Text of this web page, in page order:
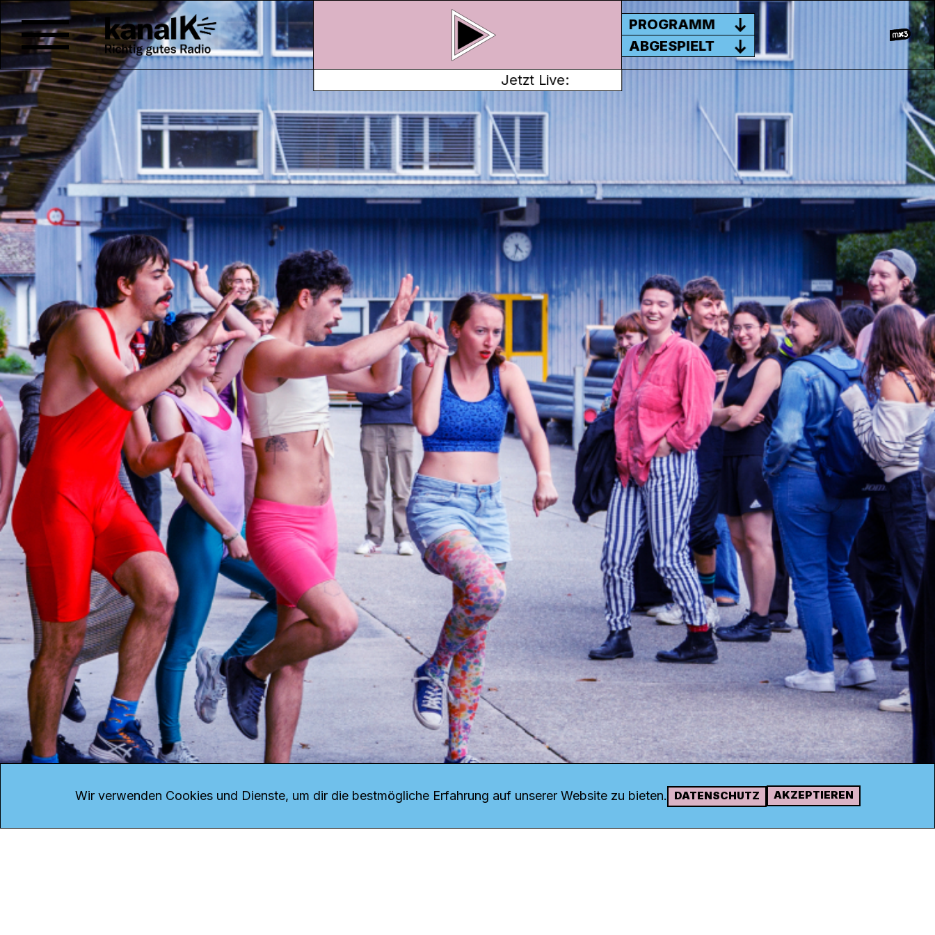
Jetzt Live:
PROGRAMM
ABGESPIELT
FANFALUCA VOM 12. BIS 17. SEPTEMBER
fanfalucahat 10 Monate visioniert, diskutiert,
erfunden, geplant und entschieden – und nun geht
es endlich los: Die Jubiläumsausgabe setzt sich
zusammen aus neun Theater-, Tanz- und
Zirkusvorstellungen von elf Gruppen, vier
Residenzen und einem Showing, einem Konzert, fünf
Tagen Zukunftswerkstatt mit fünf Präsentationen,
sieben Workshops und unzähligen Gesprächen.
Unter dem Motto «mitfeiern» lädt fanfaluca vom 12.
bis 17. September 2023 zu Begegnungen zwischen
Spielenden, Tanzenden und Zuschauenden in die
Alte Reithalle Aarau ein.
Pssst: Shannon Hughes ist auch dieses Jahr wieder
mit ihrem Mikrofon am fanfaluca unterwegs und
produziert zusammen mit Jana Heimgartner neue
Podcast-Folgen für
junggespielt.
KONTAKT
Rohrerstrasse 20
Tel.062 834 90 81
Empfang
Netiquette
Wir verwenden Cookies und Dienste, um dir die bestmögliche Erfahrung auf unserer Website zu bieten. DATENSCHUTZ AKZEPTIEREN